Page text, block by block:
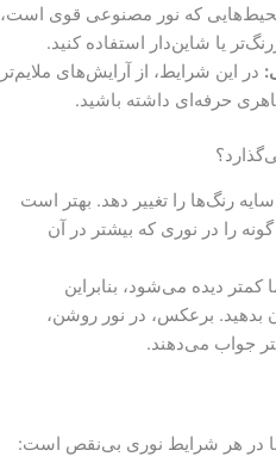
که نور مصنوعی قوی است،
یا شاین‌دار استفاده کنید.
در این شرایط، از آرایش‌های ملایم‌تر
حرفه‌ای داشته باشید.
رنگ‌ها را تغییر دهد. بهتر است
را در نوری که بیشتر در آن
کمتر دیده می‌شود، بنابراین
بدهید. برعکس، در نور روشن،
جواب می‌دهند.
در هر شرایط نوری بی‌نقص است: